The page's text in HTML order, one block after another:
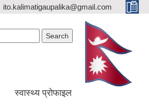
ito.kalimatigaupalika@gmail.com
स्वास्थ्य प्राेफाइल